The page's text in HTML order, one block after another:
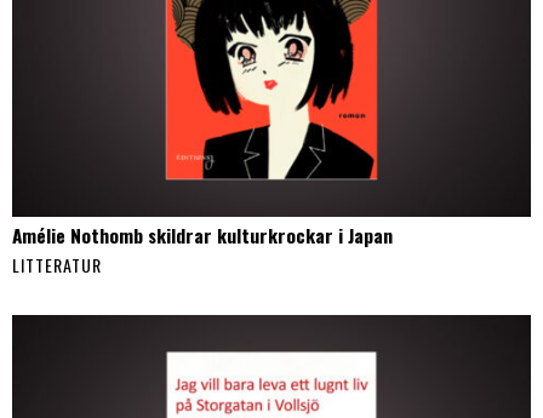
Amélie Nothomb skildrar kulturkrockar i Japan
LITTERATUR